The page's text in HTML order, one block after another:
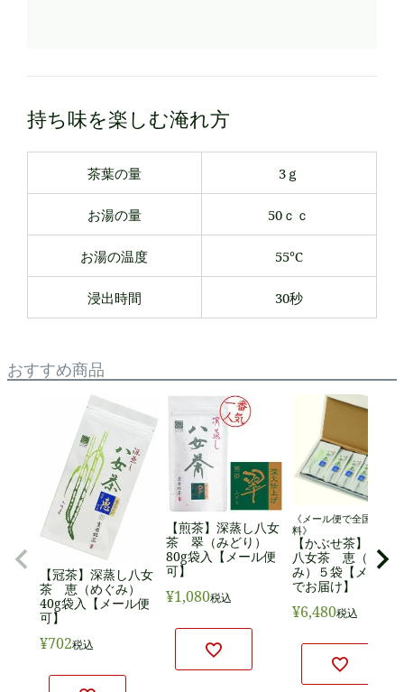
持ち味を楽しむ淹れ方
茶葉の量 3ｇ
お湯の量 50ｃｃ
お湯の温度 55℃
浸出時間 30秒
おすすめ商品
【冠茶】深蒸し八女
茶 恵（めぐみ）
40g袋入【メール便
可】
¥702税込
【煎茶】深蒸し八女
茶 翠（みどり）
80g袋入【メール便
可】
¥1,080税込
《メール便で全国送料無
料》
【かぶせ茶】深蒸
八女茶 恵（めぐ
み）５袋【メール
でお届け】
¥6,480税込